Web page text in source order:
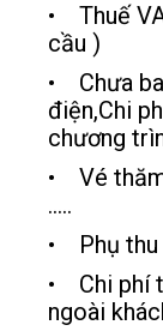
• Thuế
cầu )
• Chưa
điện,Chi
chương
• Vé
…..
• Phụ thu
• Chi phí
ngoài